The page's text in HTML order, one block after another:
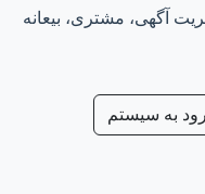
آگهی، مشتری، بیعانه
به سیستم